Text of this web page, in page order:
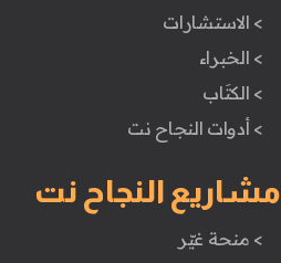
> الاستشارات
> الخبراء
> الكتَاب
> أدوات النجاح نت
مشاريع النجاح نت
> منحة غيّر